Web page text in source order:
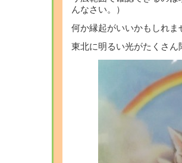
んなさい。）
何か縁起がいいかもしれま
東北に明るい光がたくさ